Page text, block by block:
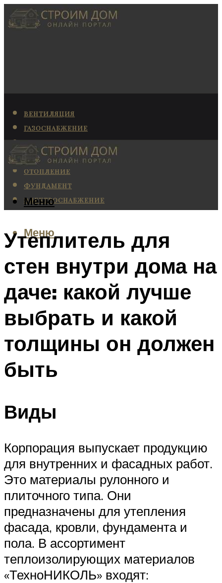
ВЕНТИЛЯЦИЯ
ГАЗОСНАБЖЕНИЕ
КАНАЛИЗАЦИЯ
КОНДИЦИОНИРОВАНИЕ
ОТОПЛЕНИЕ
ФУНДАМЕНТ
ЭЛЕКТРОСНАБЖЕНИЕ
Меню
Меню
Утеплитель для
стен внутри дома на
даче: какой лучше
выбрать и какой
толщины он должен
быть
Виды
Корпорация выпускает продукцию
для внутренних и фасадных работ.
Это материалы рулонного и
плиточного типа. Они
предназначены для утепления
фасада, кровли, фундамента и
пола. В ассортимент
теплоизолирующих материалов
«ТехноНИКОЛЬ» входят: